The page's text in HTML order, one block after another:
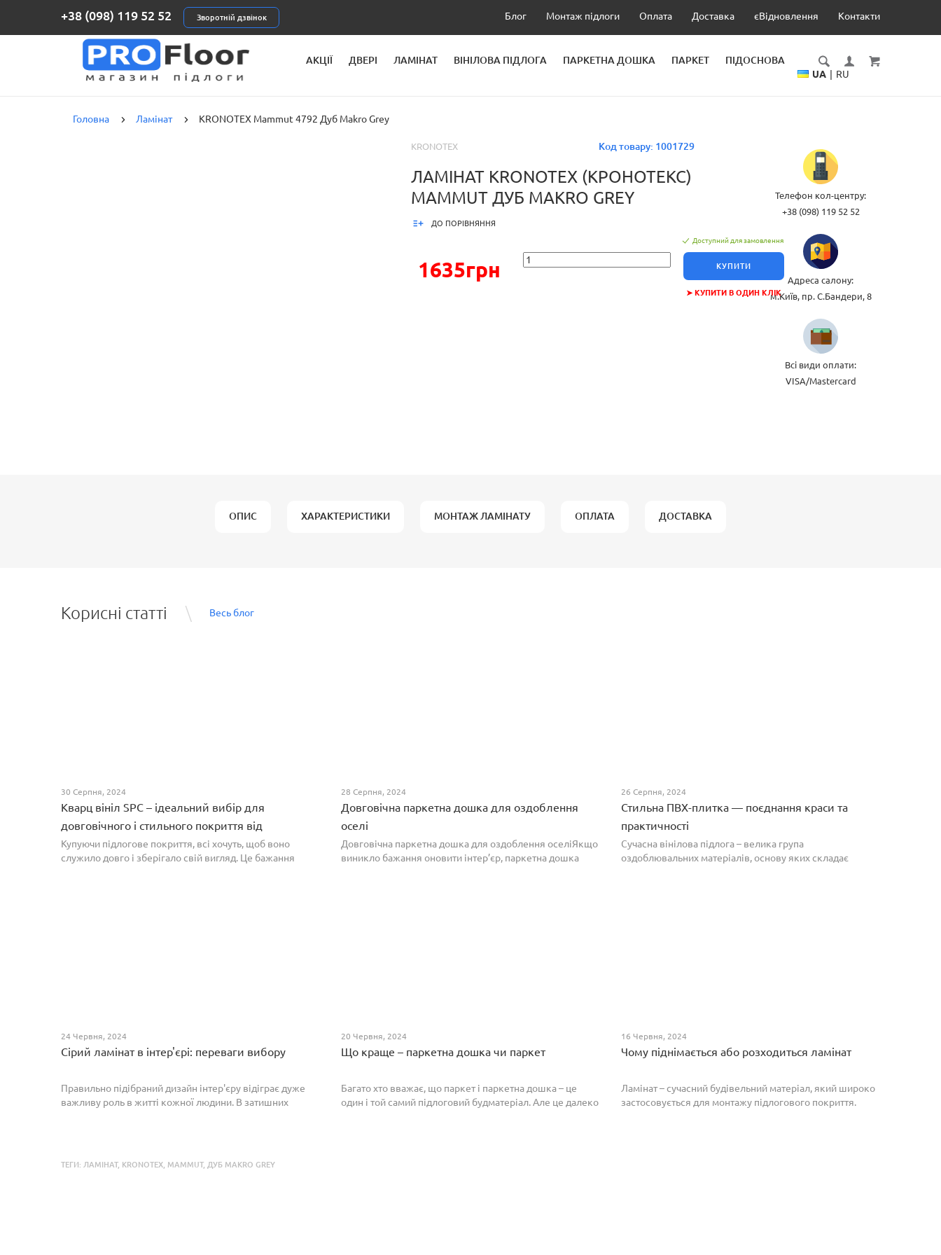
+38 (098) 119 52 52 Зворотній дзвінок Блог Монтаж підлоги Оплата Доставка єВідновлення Контакти
АКЦІЇ ДВЕРІ ЛАМІНАТ ВІНІЛОВА ПІДЛОГА ПАРКЕТНА ДОШКА ПАРКЕТ
ПІДОСНОВА
UA RU
Головна Ламінат KRONOTEX Mammut 4792 Дуб Makro Grey
Код товару: 1001729
KRONOTEX
ЛАМІНАТ KRONOTEX (КРОНОТЕКС)
MAMMUT ДУБ MAKRO GREY
ДО ПОРІВНЯННЯ
1635грн
Доступний для замовлення
КУПИТИ
➤ КУПИТИ В ОДИН КЛІК
Телефон кол-центру:
+38 (098) 119 52 52
Адреса салону:
м.Київ, пр. С.Бандери, 8
Всі види оплати:
VISA/Mastercard
ОПИС ХАРАКТЕРИСТИКИ МОНТАЖ ЛАМІНАТУ ОПЛАТА ДОСТАВКА
Корисні статті Весь блог
30 Серпня, 2024
Кварц вініл SPC – ідеальний вибір для
довговічного і стильного покриття від
PROFLOOR
Купуючи підлогове покриття, всі хочуть, щоб воно
служило довго і зберігало свій вигляд. Це бажання
28 Серпня, 2024
Довговічна паркетна дошка для оздоблення
оселі
Довговічна паркетна дошка для оздоблення оселіЯкщо
виникло бажання оновити інтер’єр, паркетна дошка
26 Серпня, 2024
Стильна ПВХ-плитка — поєднання краси та
практичності
Сучасна вінілова підлога – велика група
оздоблювальних матеріалів, основу яких складає
24 Червня, 2024
Сірий ламінат в інтер'єрі: переваги вибору
Правильно підібраний дизайн інтер'єру відіграє дуже
важливу роль в житті кожної людини. В затишних
20 Червня, 2024
Що краще – паркетна дошка чи паркет
Багато хто вважає, що паркет і паркетна дошка – це
один і той самий підлоговий будматеріал. Але це далеко
16 Червня, 2024
Чому піднімається або розходиться ламінат
Ламінат – сучасний будівельний матеріал, який широко
застосовується для монтажу підлогового покриття.
ТЕГИ: ЛАМІНАТ, KRONOTEX MAMMUT, ДУБ MAKRO GREY